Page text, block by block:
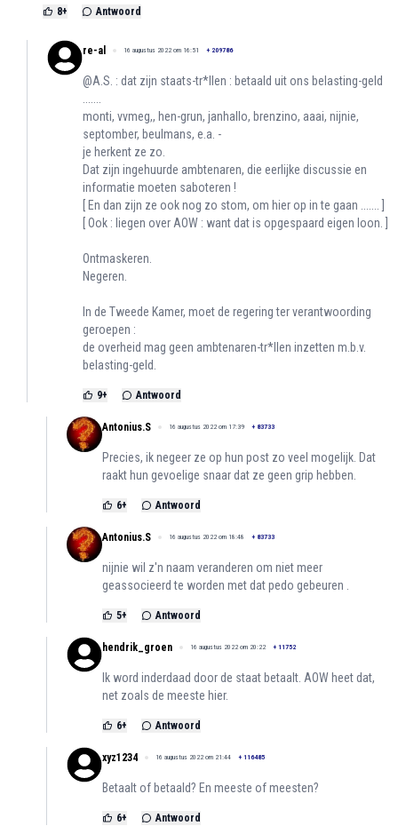
8+ Antwoord
re-al 16 augustus 2022 om 16:51 + 209786
@A.S. : dat zijn staats-tr*llen : betaald uit ons belasting-geld
.......
monti, vvmeg,, hen-grun, janhallo, brenzino, aaai, nijnie,
septomber, beulmans, e.a. -
je herkent ze zo.
Dat zijn ingehuurde ambtenaren, die eerlijke discussie en
informatie moeten saboteren !
[ En dan zijn ze ook nog zo stom, om hier op in te gaan ....... ]
[ Ook : liegen over AOW : want dat is opgespaard eigen loon. ]
Ontmaskeren.
Negeren.
In de Tweede Kamer, moet de regering ter verantwoording
geroepen :
de overheid mag geen ambtenaren-tr*llen inzetten m.b.v.
belasting-geld.
9+ Antwoord
Antonius.S 16 augustus 2022 om 17:39 + 83733
Precies, ik negeer ze op hun post zo veel mogelijk. Dat
raakt hun gevoelige snaar dat ze geen grip hebben.
6+ Antwoord
Antonius.S 16 augustus 2022 om 18:48 + 83733
nijnie wil z'n naam veranderen om niet meer
geassocieerd te worden met dat pedo gebeuren .
5+ Antwoord
hendrik_groen 16 augustus 2022 om 20:22 + 11752
Ik word inderdaad door de staat betaalt. AOW heet dat,
net zoals de meeste hier.
6+ Antwoord
xyz1234 16 augustus 2022 om 21:44 + 116485
Betaalt of betaald? En meeste of meesten?
6+ Antwoord